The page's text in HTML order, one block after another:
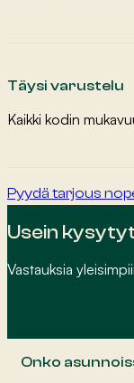
Täysi varustelu
Kaikki kodin
Pyydä tarjous
Usein
Vastauksia
Onko